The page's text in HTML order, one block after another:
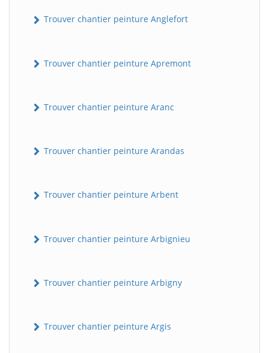
Trouver chantier peinture Anglefort
Trouver chantier peinture Apremont
Trouver chantier peinture Aranc
Trouver chantier peinture Arandas
Trouver chantier peinture Arbent
Trouver chantier peinture Arbignieu
Trouver chantier peinture Arbigny
Trouver chantier peinture Argis